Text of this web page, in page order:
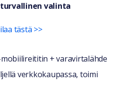
valinta
tästä >>
mobiilireititin + varavirtalähde
verkkokaupassa, toimi